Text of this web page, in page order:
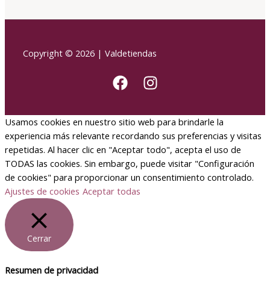
Copyright © 2026 | Valdetiendas
Usamos cookies en nuestro sitio web para brindarle la
experiencia más relevante recordando sus preferencias y visitas
repetidas. Al hacer clic en "Aceptar todo", acepta el uso de
TODAS las cookies. Sin embargo, puede visitar "Configuración
de cookies" para proporcionar un consentimiento controlado.
Ajustes de cookies Aceptar todas
Cerrar
Resumen de privacidad